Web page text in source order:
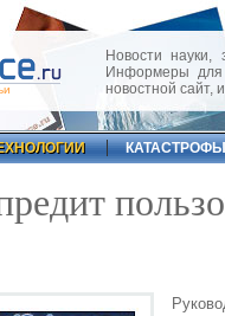
Новости науки,
Информеры для
новостной
КАТАСТРОФЫ